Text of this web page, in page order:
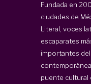
Fundada en
ciudades de
Literal, voces
escaparates
importantes
puente cultural